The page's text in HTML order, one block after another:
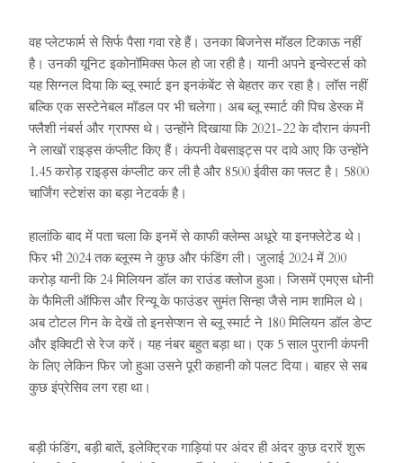
वह प्लेटफार्म से सिर्फ पैसा गवा रहे हैं। उनका बिजनेस मॉडल टिकाऊ नहीं
है। उनकी यूनिट इकोनॉमिक्स फेल हो जा रही है। यानी अपने इन्वेस्टर्स को
यह सिग्नल दिया कि ब्लू स्मार्ट इन इनकंबेंट से बेहतर कर रहा है। लॉस नहीं
बल्कि एक सस्टेनेबल मॉडल पर भी चलेगा। अब ब्लू स्मार्ट की पिच डेस्क में
फ्लैशी नंबर्स और ग्राफ्स थे। उन्होंने दिखाया कि 2021-22 के दौरान कंपनी
ने लाखों राइड्स कंप्लीट किए हैं। कंपनी वेबसाइट्स पर दावे आए कि उन्होंने
1.45 करोड़ राइड्स कंप्लीट कर ली है और 8500 ईवीस का फ्लट है। 5800
चार्जिंग स्टेशंस का बड़ा नेटवर्क है।
हालांकि बाद में पता चला कि इनमें से काफी क्लेम्स अधूरे या इनफ्लेटेड थे।
फिर भी 2024 तक ब्लूस्म ने कुछ और फंडिंग ली। जुलाई 2024 में 200
करोड़ यानी कि 24 मिलियन डॉल का राउंड क्लोज हुआ। जिसमें एमएस धोनी
के फैमिली ऑफिस और रिन्यू के फाउंडर सुमंत सिन्हा जैसे नाम शामिल थे।
अब टोटल गिन के देखें तो इनसेप्शन से ब्लू स्मार्ट ने 180 मिलियन डॉल डेप्ट
और इक्विटी से रेज करें। यह नंबर बहुत बड़ा था। एक 5 साल पुरानी कंपनी
के लिए लेकिन फिर जो हुआ उसने पूरी कहानी को पलट दिया। बाहर से सब
कुछ इंप्रेसिव लग रहा था।
बड़ी फंडिंग, बड़ी बातें, इलेक्ट्रिक गाड़ियां पर अंदर ही अंदर कुछ दरारें शुरू